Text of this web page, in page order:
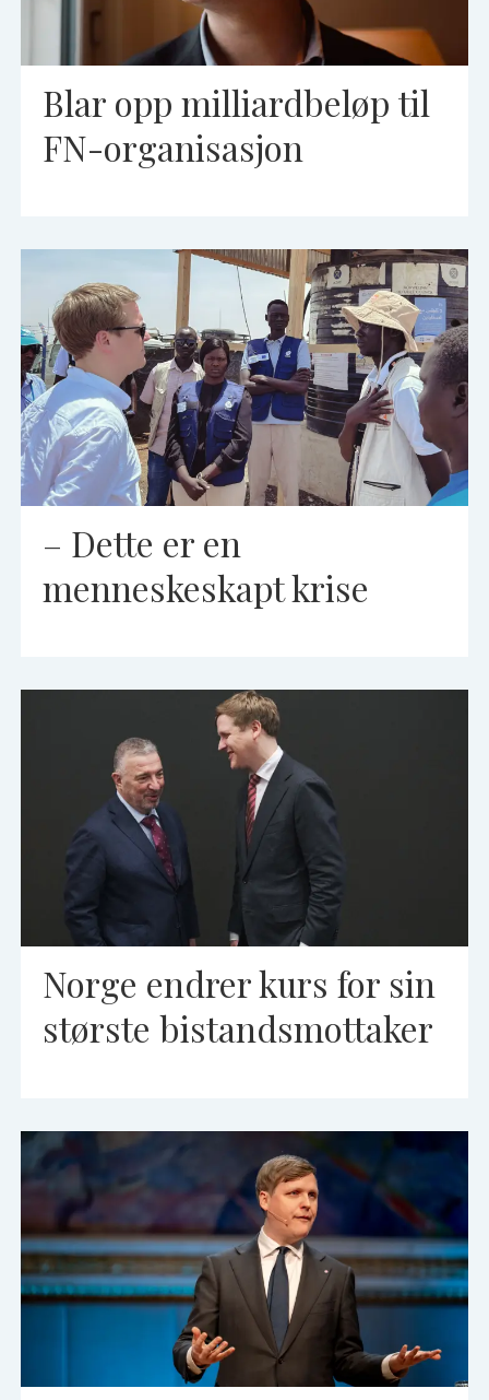
Blar opp milliardbeløp til
FN-organisasjon
– Dette er en
menneskeskapt krise
Norge endrer kurs for sin
største bistandsmottaker